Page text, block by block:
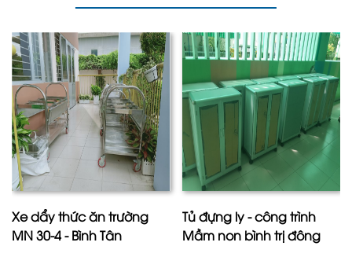
Xe dẩy thức ăn trường
MN 30-4 - Bình Tân
Tủ đựng ly - công trình
Mầm non bình trị đông